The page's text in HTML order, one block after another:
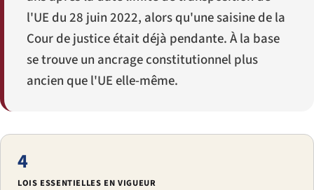
l'UE du 28 juin 2022, alors qu'une saisine de la
Cour de justice était déjà pendante. À la base
se trouve un ancrage constitutionnel plus
ancien que l'UE elle-même.
4
LOIS ESSENTIELLES EN VIGUEUR